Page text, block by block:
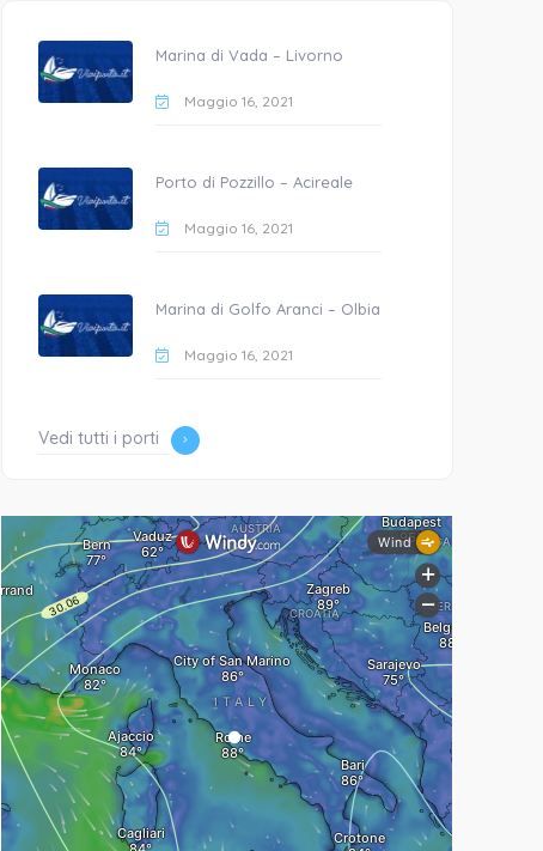
Marina di Vada – Livorno
Maggio 16, 2021
Porto di Pozzillo – Acireale
Maggio 16, 2021
Marina di Golfo Aranci – Olbia
Maggio 16, 2021
Vedi tutti i porti